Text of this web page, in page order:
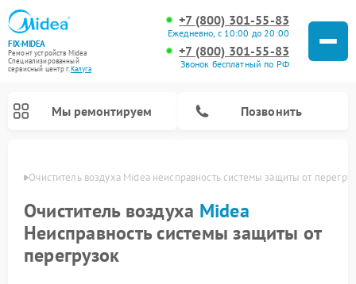
FIX-MIDEA
Ремонт устройств Midea
Специализированный
cервисный центр г.Калуга
+7 (800) 301-55-83
Ежедневно, с 10:00 до 20:00
+7 (800) 301-55-83
Звонок бесплатный по РФ
Мы ремонтируем Позвонить
Очиститель воздуха Midea неисправность системы защиты от
Очиститель воздуха Midea
Неисправность системы защиты от
перегрузок